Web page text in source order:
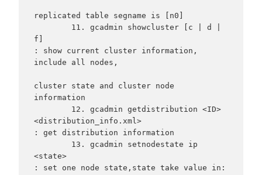
replicated table segname is [n0]
f]
: show current cluster information,
include all nodes,
cluster state and cluster node
information
<distribution_info.xml>
: get distribution information
<state>
: set one node state,state take value in: